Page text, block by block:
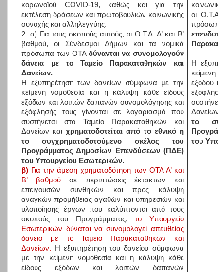
κορωνοϊού COVID-19, καθώς και για την
εκτέλεση δράσεων και πρωτοβουλιών κοινωνικής
συνοχής και αλληλεγγύης.
2. α) Για τους σκοπούς αυτούς, οι Ο.Τ.Α. Α’ και Β’
βαθμού, οι Σύνδεσμοι Δήμων και τα νομικά
πρόσωπα των ΟΤΑδύνανται να συνομολογούν
δάνεια με το Ταμείο Παρακαταθηκών και
Δανείων.
Η εξυπηρέτηση των δανείων σύμφωνα με την
κείμενη νομοθεσία και η κάλυψη κάθε είδους
εξόδων και λοιπών δαπανών συνομολόγησης και
εξόφλησής τους γίνονται σε λογαριασμό που
συστήνεται στο Ταμείο Παρακαταθηκών και
Δανείων καιχρηματοδοτείται από το εθνικό ή
το συγχρηματοδοτούμενο σκέλος του
Προγράμματος Δημοσίων Επενδύσεων (ΠΔΕ)
του Υπουργείου Εσωτερικών.
β) Για την άμεση χρηματοδότηση των ΟΤΑ Α’ και
Β’ βαθμούσε περιπτώσεις έκτακτων και
επειγουσών συνθηκών και προς κάλυψη
αναγκών προμήθειας αγαθών και υπηρεσιών και
υλοποίησης έργων που καλύπτονται από τους
σκοπούς του Προγράμματος,το Υπουργείο
Εσωτερικών δύναται να συνομολογεί απευθείας
δάνειο με το Ταμείο Παρακαταθηκών και
Δανείων. Η εξυπηρέτηση του δανείου σύμφωνα
με την κείμενη νομοθεσία και η κάλυψη κάθε
είδους εξόδων και λοιπών δαπανών
οι
Η
εξόδου
το
του